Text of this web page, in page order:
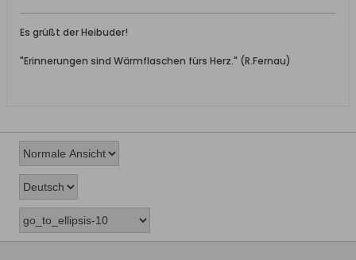
Es grüßt der Heibuder!
"Erinnerungen sind Wärmflaschen fürs Herz." (R.Fernau)